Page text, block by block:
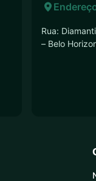
Rua:
– Belo